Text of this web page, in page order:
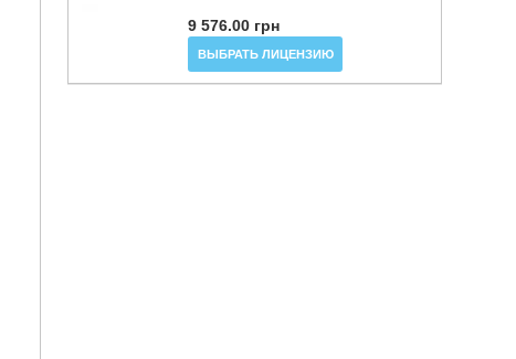
9 576.00 грн
ВЫБРАТЬ ЛИЦЕНЗИЮ